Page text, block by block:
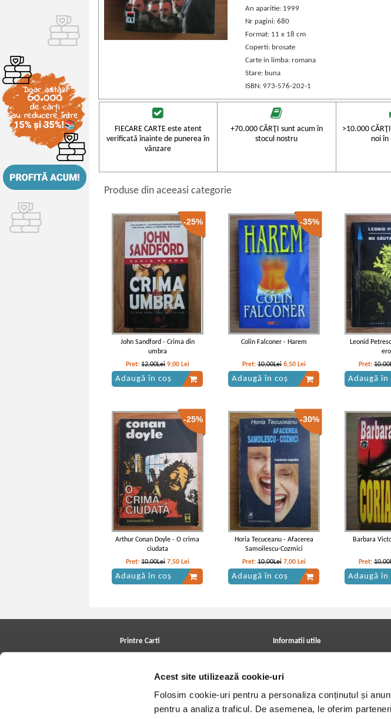
Acest site utilizează cookie-uri
Folosim cookie-uri pentru a personaliza conținutul și
pentru a analiza traficul. De asemenea, le oferim
An aparitie: 1999
Nr pagini: 680
Format: 11 x 18 cm
Coperti: brosate
Carte in limba: romana
Stare: buna
ISBN: 973-576-202-1
FIECARE CARTE este atent
verificată înainte de punerea în
vânzare
+70.000 CĂRŢI sunt acum în
stocul nostru
>10.000
noi în
Produse din aceeasi categorie
-25%
John Sandford - Crima din
umbra
Pret: 12,00Lei 9,00 Lei
Adaugă în coș
-35%
Colin Falconer - Harem
Pret:10,00Lei 6,50 Lei
Adaugă în coș
Leonid
Pret:
Adaugă în
-25%
Arthur Conan Doyle - O crima
ciudata
Pret: 10,00Lei 7,50 Lei
Adaugă în coș
-30%
Horia Tecuceanu - Afacerea
Samoilescu-Cozmici
Pret:10,00Lei 7,00 Lei
Adaugă în coș
Barbara
Pret:
Adaugă în
Printre Carti
Cele mai căutate cărți
Blog Printre Carti
Informatii utile
Contact
Politica de livrare
Angajari - Cariere